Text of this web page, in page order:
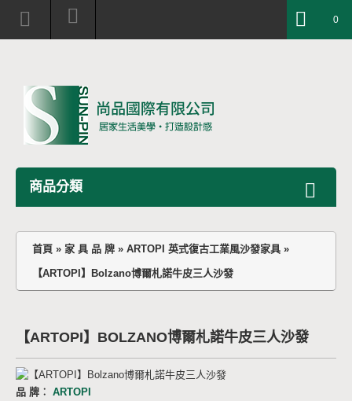
0
商品分類
首頁 » 家 具 品 牌 » ARTOPI 英式復古工業風沙發家具 »
【ARTOPI】Bolzano博爾札諾牛皮三人沙發
【ARTOPI】BOLZANO博爾札諾牛皮三人沙發
品 牌︰ ARTOPI